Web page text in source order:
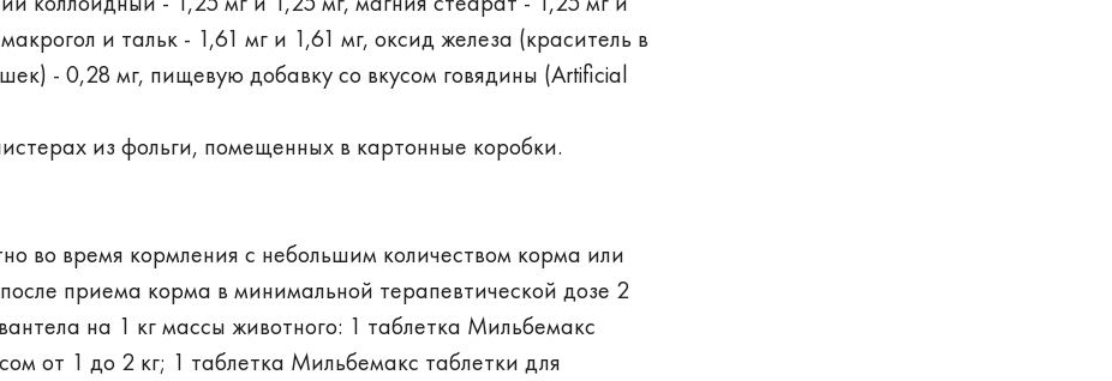
и тальк - 1,61 мг и 1,61 мг, оксид железа (краситель в
- 0,28 мг, пищевую добавку со вкусом говядины (Artificial
из фольги, помещенных в картонные коробки.
во время кормления с небольшим количеством корма или
приема корма в минимальной терапевтической дозе 2
на 1 кг массы животного: 1 таблетка Мильбемакс
от 1 до 2 кг; 1 таблетка Мильбемакс таблетки для